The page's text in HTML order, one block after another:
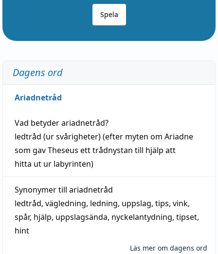
Spela
Dagens ord
Ariadnetråd
Vad betyderariadnetråd?
ledtråd (ur svårigheter) (efter myten om Ariadne
som gav Theseus ett trådnystan till hjälp att
hitta ut ur labyrinten)
Synonymer till ariadnetråd
ledtråd, vägledning, ledning, uppslag, tips, vink,
spår, hjälp, uppslagsända, nyckelantydning, tipset,
hint
Läs mer om dagens ord